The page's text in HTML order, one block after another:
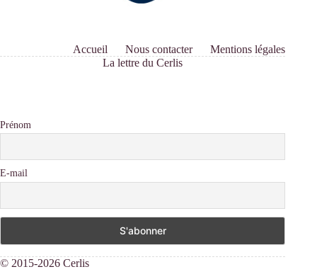
Accueil Nous contacter
Mentions légales
La lettre du Cerlis
Prénom
E-mail
© 2015-2026 Cerlis